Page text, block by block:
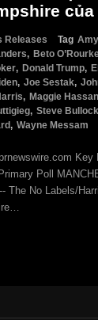
Releases Tag
, Beto
, Donald Trump,
, Joe Sestak,
, Maggie Hassan
, Steve Bullock
, Wayne Messam
Key
Poll
The No Labels/